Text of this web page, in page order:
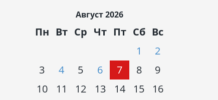
Август 2026
Пн Вт Ср Чт Пт Сб Вс
1
2
3
4 5 6 7 8
9
10
11 12 13 14 15
16